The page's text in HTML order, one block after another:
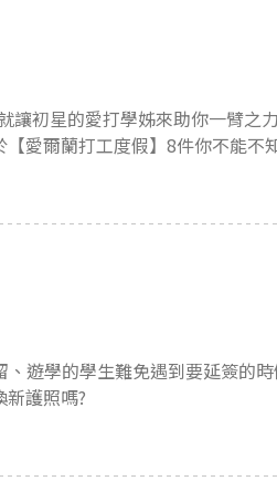
讓初星的愛打學姊來助你一臂之
愛爾蘭打工度假】8件你不能不
護照嗎?